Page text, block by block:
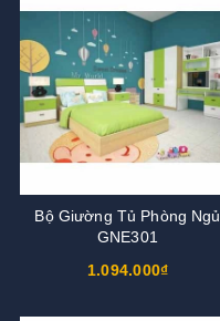
Bộ Giường Tủ Phòng Ngủ
GNE301
1.094.000₫